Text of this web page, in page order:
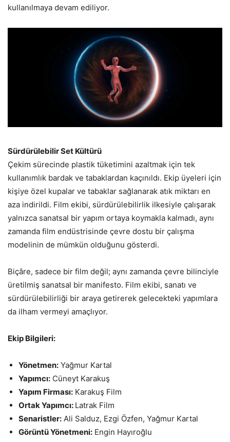
kullanılmaya devam ediliyor.
Sürdürülebilir Set Kültürü
Çekim sürecinde plastik tüketimini azaltmak için tek
kullanımlık bardak ve tabaklardan kaçınıldı. Ekip üyeleri için
kişiye özel kupalar ve tabaklar sağlanarak atık miktarı en
aza indirildi. Film ekibi, sürdürülebilirlik ilkesiyle çalışarak
yalnızca sanatsal bir yapım ortaya koymakla kalmadı, aynı
zamanda film endüstrisinde çevre dostu bir çalışma
modelinin de mümkün olduğunu gösterdi.
Biçâre, sadece bir film değil; aynı zamanda çevre bilinciyle
üretilmiş sanatsal bir manifesto. Film ekibi, sanatı ve
sürdürülebilirliği bir araya getirerek gelecekteki yapımlara
da ilham vermeyi amaçlıyor.
Ekip Bilgileri:
Yönetmen: Yağmur Kartal
Yapımcı: Cüneyt Karakuş
Yapım Firması: Karakuş Film
Ortak Yapımcı: Latrak Film
Senaristler: Ali Salduz, Ezgi Özfen, Yağmur Kartal
Görüntü Yönetmeni: Engin Hayıroğlu